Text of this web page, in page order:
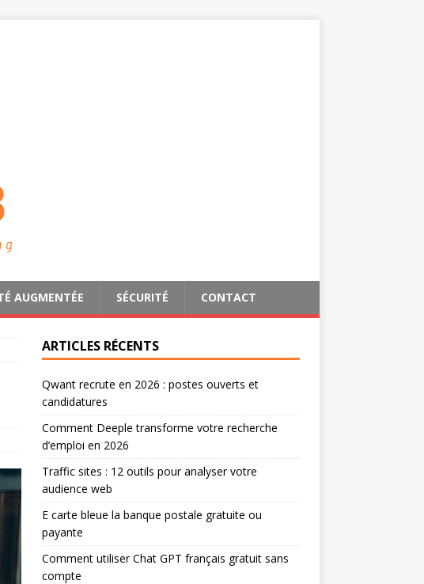
AUGMENTÉE SÉCURITÉ CONTACT
ARTICLES RÉCENTS
Qwant recrute en 2026 : postes ouverts et
candidatures
Comment Deeple transforme votre recherche
d’emploi en 2026
Traffic sites : 12 outils pour analyser votre
audience web
E carte bleue la banque postale gratuite ou
payante
Comment utiliser Chat GPT français gratuit sans
compte